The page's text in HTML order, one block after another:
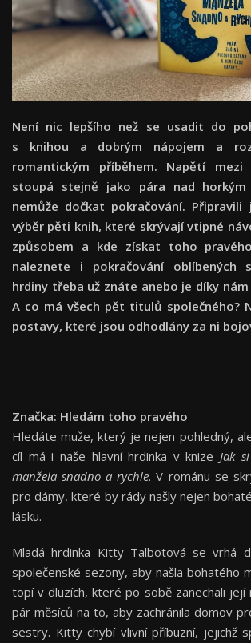
Není nic lepšího než se usadit do
s knihou a dobrým nápojem a
romantickým příběhem. Napětí mezi
stoupá stejně jako pára nad
nemůže dočkat pokračování.
výběr pěti knih, které skrývají vtipné
způsobem a kde získat toho
naleznete i pokračování oblíbených
hrdiny třeba už znáte anebo je díky
A co má všech pět titulů společného?
postavy, které jsou odhodlány za ni
Značka: Hledám toho pravého
Hledáte muže, který je nejen pohledný,
cíl má i naše hlavní hrdinka v knizeJak
manžela snadno a rychle. V románu se
pro dámy, které by rády našly nejen
lásku.
Mladá hrdinka Kitty Talbotová se vrhá
společenské sezony, aby našla bohatého
topí v dluzích, které po sobě zanechali její
pár měsíců na to, aby zachránila domov
sestry. Kitty chybí vlivní příbuzní, jejichž